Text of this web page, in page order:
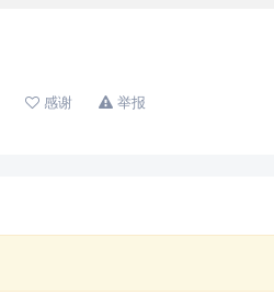
感谢 举报